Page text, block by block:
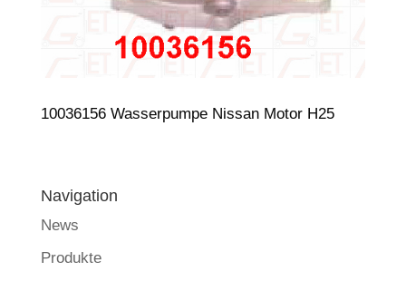
10036156 Wasserpumpe Nissan Motor H25
Navigation
News
Produkte